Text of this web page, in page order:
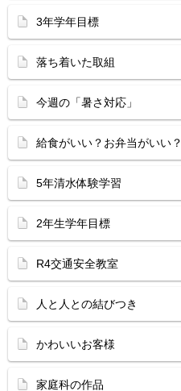
3年学年目標
落ち着いた取組
今週の「暑さ対応」
給食がいい？お弁当がいい？
5年清水体験学習
2年生学年目標
R4交通安全教室
人と人との結びつき
かわいいお客様
家庭科の作品